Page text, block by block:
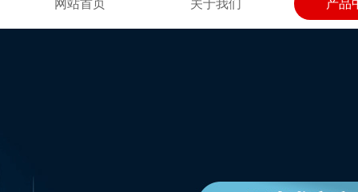
网站首页 关于我们 产品